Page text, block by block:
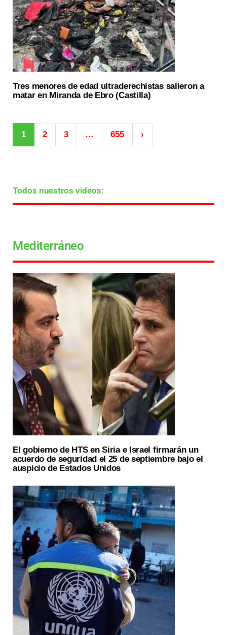
Tres menores de edad ultraderechistas salieron a
matar en Miranda de Ebro (Castilla)
1 2 3 … 655 ›
Todos nuestros videos:
Mediterráneo
El gobierno de HTS en Siria e Israel firmarán un
acuerdo de seguridad el 25 de septiembre bajo el
auspicio de Estados Unidos